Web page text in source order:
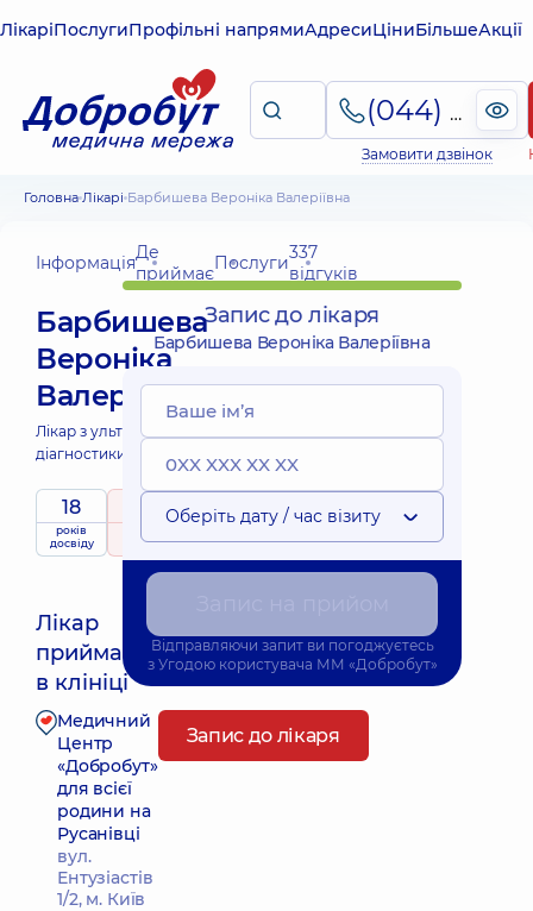
ЛікаріПослугиПрофільні напрямиАдресиЦіниБільшеАкції
(044) 495-2-888
Замовити дзвінок
Головна Лікарі Барбишева Вероніка Валеріївна
ІнформаціяДе
приймаєПослуги337
відгуків
Барбишева
Вероніка
Валеріївна
Лікар з ультразвукової
діагностики;
18
років
досвіду
5 / 5
на підставі
337 відгуків
Лікар
приймає
в клініці
Найближчий час прийому: 10.08.2026 8:00
Медичний
Центр
«Добробут»
для всієї
родини на
Русанівці
вул.
Ентузіастів
1/2, м. Київ
Запис до лікаря
Запис до лікаря
Барбишева Вероніка Валеріївна
Оберіть дату / час візиту
Відправляючи запит ви погоджуєтесь
з Угодою користувача ММ «Добробут»